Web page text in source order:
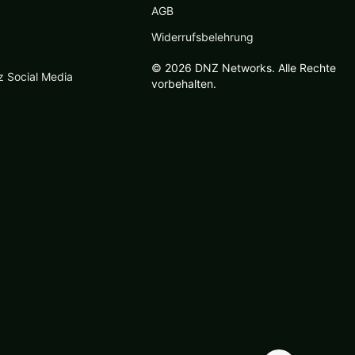
Social Media
AGB
Widerrufsbelehrung
© 2026 DNZ Networks. Alle Rechte
vorbehalten.